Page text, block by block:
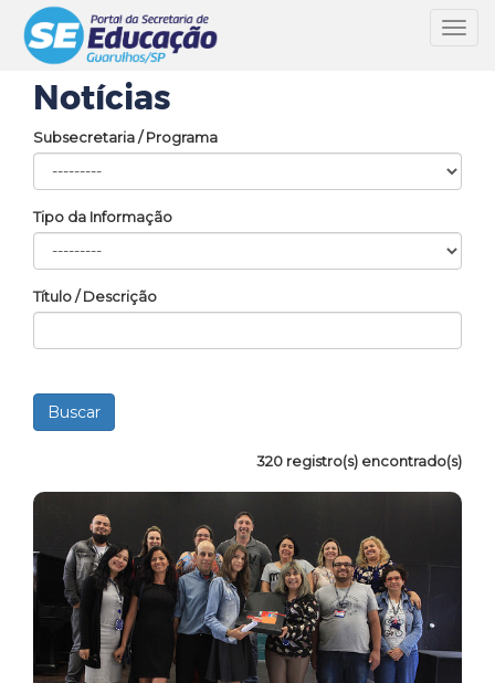
Notícias
Subsecretaria / Programa
Tipo da Informação
Título / Descrição
320 registro(s) encontrado(s)